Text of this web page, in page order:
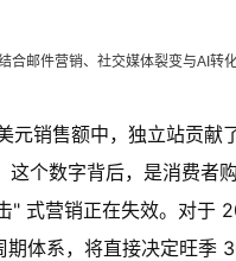
邮件营销、社交媒体裂变与AI转
销售额中，独立站贡献
这个数字背后，是消费
" 式营销正在失效。对于
体系，将直接决定旺季